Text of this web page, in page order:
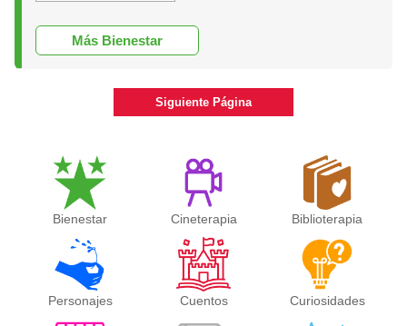
Más Bienestar
Siguiente Página
Bienestar Cineterapia Biblioterapia
Personajes Cuentos Curiosidades